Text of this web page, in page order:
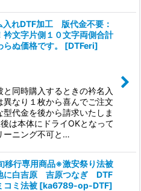
れDTF加工 版代金不要：
衿文字片側１０文字両側合計
ぬ価格です。
[DTFeri]
同時購入するときの衿名入
異なり１枚から喜んでご注文
代金を後から請求いたしま
は本体にドライOKとなって
ーニング不可と…
行専用商品※激安祭り法被
に白吉原 吉原つなぎ DTF
コミ法被 [ka6789-op-DTF]